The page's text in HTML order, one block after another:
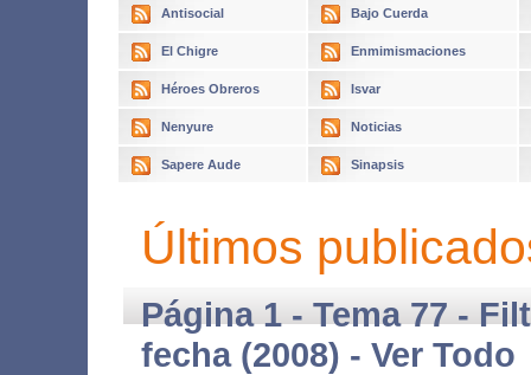
Antisocial Bajo Cuerda
El Chigre Enmimismaciones
Héroes Obreros Isvar
Nenyure Noticias
Sapere Aude Sinapsis
Últimos
Página 1 - Tema 77 -
fecha (2008) - Ver Todo